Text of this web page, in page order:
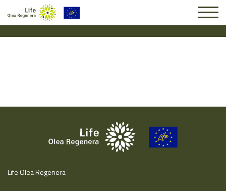
Solicitud #24966
Life Olea Regenera